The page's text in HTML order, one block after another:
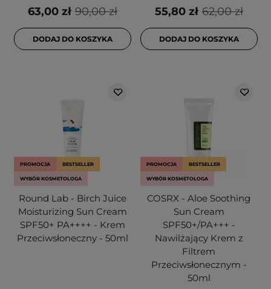
90,00 zł
63,00 zł
DODAJ DO KOSZYKA
62,00 zł
55,80 zł
DODAJ DO KOSZYKA
PROMOCJA BESTSELLER
WYBÓR KOSMETOLOGA
Round Lab - Birch Juice
Moisturizing Sun Cream
SPF50+ PA++++ - Krem
Przeciwsłoneczny - 50ml
PROMOCJA BESTSELLER
WYBÓR KOSMETOLOGA
COSRX - Aloe Soothing
Sun Cream
SPF50+/PA+++ -
Nawilżający Krem z
Filtrem
Przeciwsłonecznym -
50ml